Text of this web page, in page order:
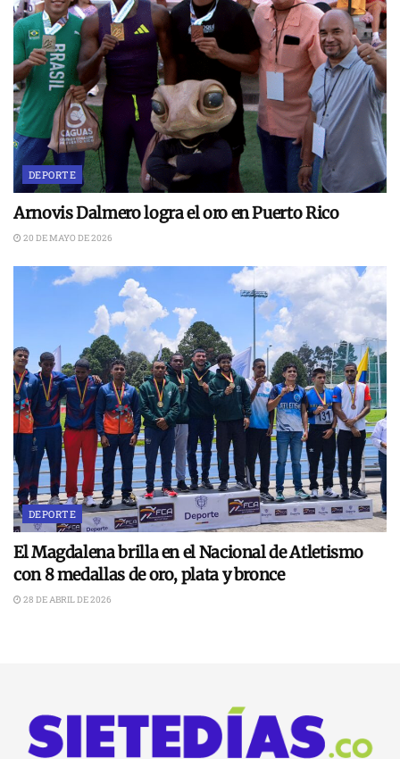
DEPORTE
Arnovis Dalmero logra el oro en Puerto Rico
20 DE MAYO DE 2026
DEPORTE
El Magdalena brilla en el Nacional de Atletismo
con 8 medallas de oro, plata y bronce
28 DE ABRIL DE 2026